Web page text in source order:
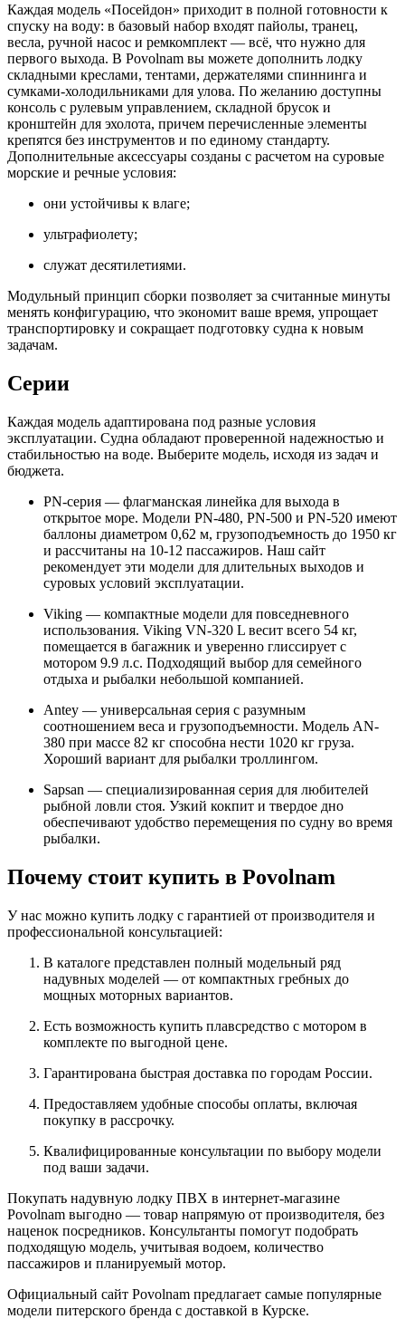
Каждая модель «Посейдон» приходит в полной готовности к
спуску на воду: в базовый набор входят пайолы, транец,
весла, ручной насос и ремкомплект — всё, что нужно для
первого выхода. В Povolnam вы можете дополнить лодку
складными креслами, тентами, держателями спиннинга и
сумками-холодильниками для улова. По желанию доступны
консоль с рулевым управлением, складной брусок и
кронштейн для эхолота, причем перечисленные элементы
крепятся без инструментов и по единому стандарту.
Дополнительные аксессуары созданы с расчетом на суровые
морские и речные условия:
они устойчивы к влаге;
ультрафиолету;
служат десятилетиями.
Модульный принцип сборки позволяет за считанные минуты
менять конфигурацию, что экономит ваше время, упрощает
транспортировку и сокращает подготовку судна к новым
задачам.
Серии
Каждая модель адаптирована под разные условия
эксплуатации. Судна обладают проверенной надежностью и
стабильностью на воде. Выберите модель, исходя из задач и
бюджета.
PN-серия — флагманская линейка для выхода в
открытое море. Модели PN-480, PN-500 и PN-520 имеют
баллоны диаметром 0,62 м, грузоподъемность до 1950 кг
и рассчитаны на 10-12 пассажиров. Наш сайт
рекомендует эти модели для длительных выходов и
суровых условий эксплуатации.
Viking — компактные модели для повседневного
использования. Viking VN-320 L весит всего 54 кг,
помещается в багажник и уверенно глиссирует с
мотором 9.9 л.с. Подходящий выбор для семейного
отдыха и рыбалки небольшой компанией.
Antey — универсальная серия с разумным
соотношением веса и грузоподъемности. Модель AN-
380 при массе 82 кг способна нести 1020 кг груза.
Хороший вариант для рыбалки троллингом.
Sapsan — специализированная серия для любителей
рыбной ловли стоя. Узкий кокпит и твердое дно
обеспечивают удобство перемещения по судну во время
рыбалки.
Почему стоит купить в Povolnam
У нас можно купить лодку с гарантией от производителя и
профессиональной консультацией:
В каталоге представлен полный модельный ряд
надувных моделей — от компактных гребных до
мощных моторных вариантов.
Есть возможность купить плавсредство с мотором в
комплекте по выгодной цене.
Гарантирована быстрая доставка по городам России.
Предоставляем удобные способы оплаты, включая
покупку в рассрочку.
Квалифицированные консультации по выбору модели
под ваши задачи.
Покупать надувную лодку ПВХ в интернет-магазине
Povolnam выгодно — товар напрямую от производителя, без
наценок посредников. Консультанты помогут подобрать
подходящую модель, учитывая водоем, количество
пассажиров и планируемый мотор.
Официальный сайт Povolnam предлагает самые популярные
модели питерского бренда с доставкой в Курске.